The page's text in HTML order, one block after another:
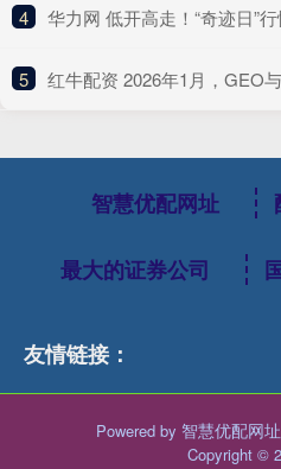
4 华力网 低开高走！“奇迹日”行情年内再现，稀土
5 红牛配资 2026年1月，GEO与SEO工具
智慧优配网址
最大的证券公司
友情链接：
Powered by 智慧优配网址
Copyright ©